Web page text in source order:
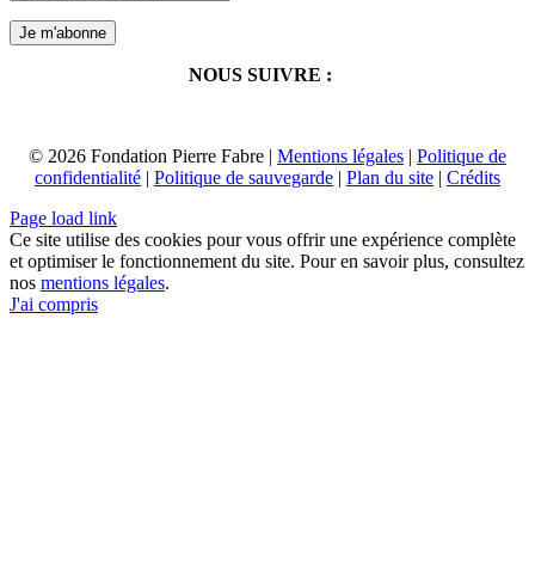
NOUS SUIVRE :
© 2026 Fondation Pierre Fabre | Mentions légales | Politique de
confidentialité | Politique de sauvegarde | Plan du site | Crédits
Page load link
Ce site utilise des cookies pour vous offrir une expérience complète
et optimiser le fonctionnement du site. Pour en savoir plus, consultez
nos mentions légales.
J'ai compris